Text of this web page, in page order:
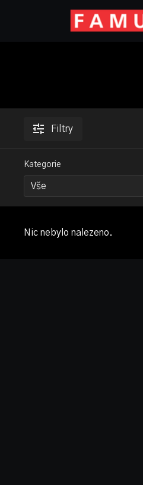
Filtry
Kategorie
Nic nebylo nalezeno.